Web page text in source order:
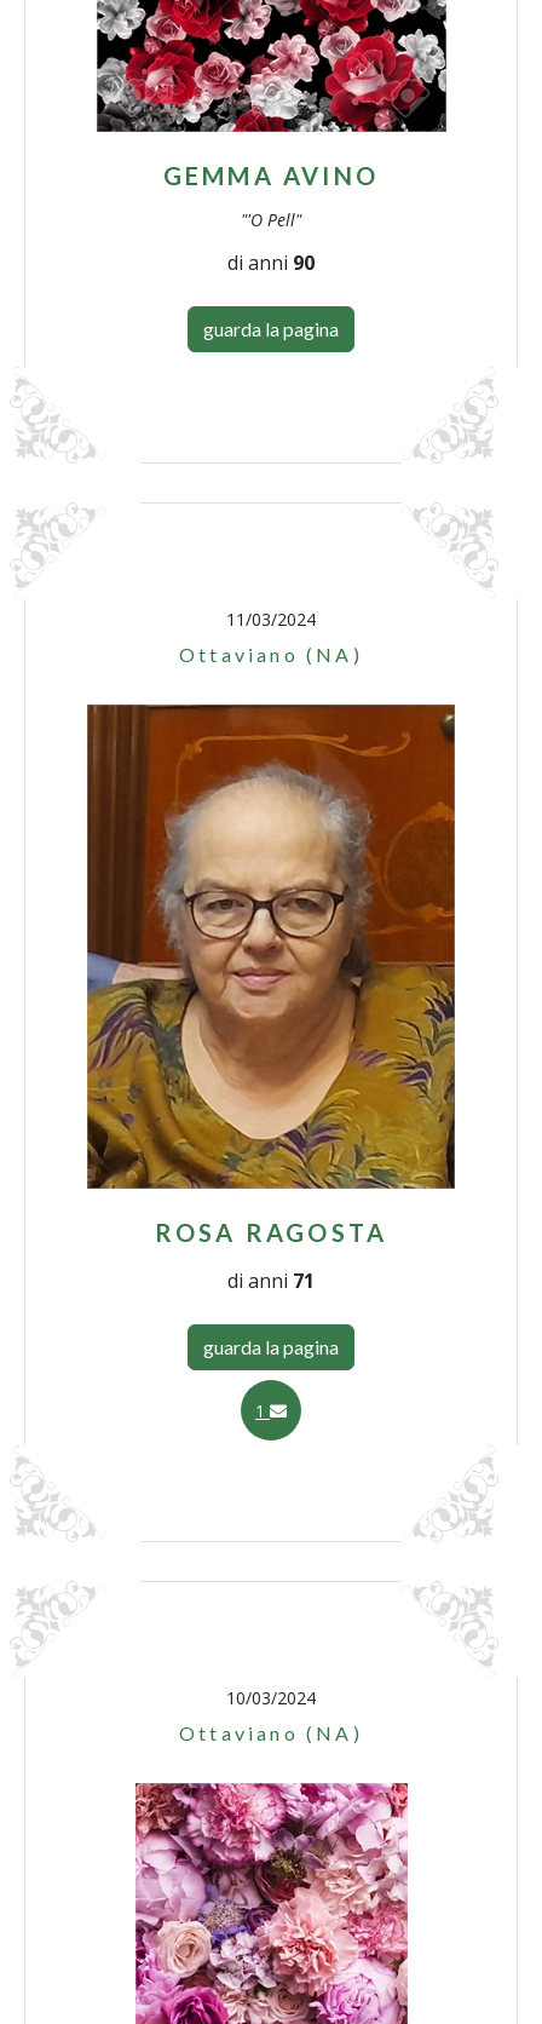
GEMMA AVINO
"'O Pell"
di anni 90
guarda la pagina
11/03/2024
Ottaviano (NA)
ROSA RAGOSTA
di anni 71
guarda la pagina
1
10/03/2024
Ottaviano (NA)